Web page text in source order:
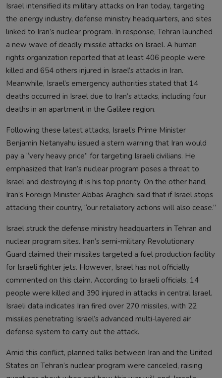
Israel intensified its military attacks on Iran today, targeting
the energy industry, defense ministry headquarters, and sites
linked to Iran’s nuclear program. In response, Tehran launched
a new wave of deadly missile attacks on Israel. A human
rights organization reported that at least 406 people were
killed and 654 others injured in Israel’s attacks in Iran.
Meanwhile, Israel’s emergency authorities stated that 14
deaths occurred in Israel due to Iran’s attacks, including four
deaths in an apartment in the Galilee region.
Following these latest attacks, Israel’s Prime Minister
Benjamin Netanyahu issued a stern warning that Iran would
pay a “very heavy price” for targeting Israeli civilians. He
emphasized that Iran’s nuclear program poses a threat to
Israel and destroying it is his top priority. On the other hand,
Iran’s Foreign Minister Abbas Araghchi said that if Israel stops
attacking their country, “our retaliatory actions will also cease.”
Israel struck the defense ministry headquarters in Tehran and
nuclear program sites. Iran’s semi-military Revolutionary
Guard claimed their missiles targeted a fuel production facility
for Israeli fighter jets. However, Israel has not officially
commented on this claim. According to Israeli officials, 14
people were killed and 390 injured in attacks in central Israel.
Israeli data indicates Iran fired over 270 missiles, with 22
missiles penetrating Israel’s advanced multi-layered air
defense system to carry out the attack.
Amid this conflict, planned talks between Iran and the United
States on Tehran’s nuclear program were canceled, raising